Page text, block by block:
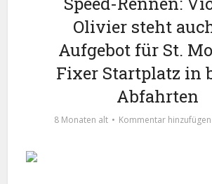
Olivier steht
Aufgebot für St.
Fixer Startplatz in
Abfahrten
8 Monaten alt Kommentar hinzufügen